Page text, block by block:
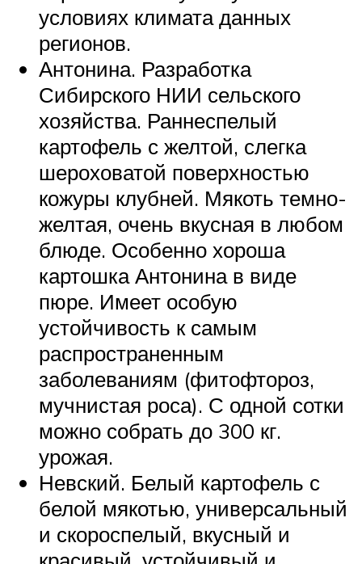
условиях климата данных
регионов.
Антонина. Разработка
Сибирского НИИ сельского
хозяйства. Раннеспелый
картофель с желтой, слегка
шероховатой поверхностью
кожуры клубней. Мякоть темно-
желтая, очень вкусная в любом
блюде. Особенно хороша
картошка Антонина в виде
пюре. Имеет особую
устойчивость к самым
распространенным
заболеваниям (фитофтороз,
мучнистая роса). С одной сотки
можно собрать до 300 кг.
урожая.
Невский. Белый картофель с
белой мякотью, универсальный
и скороспелый, вкусный и